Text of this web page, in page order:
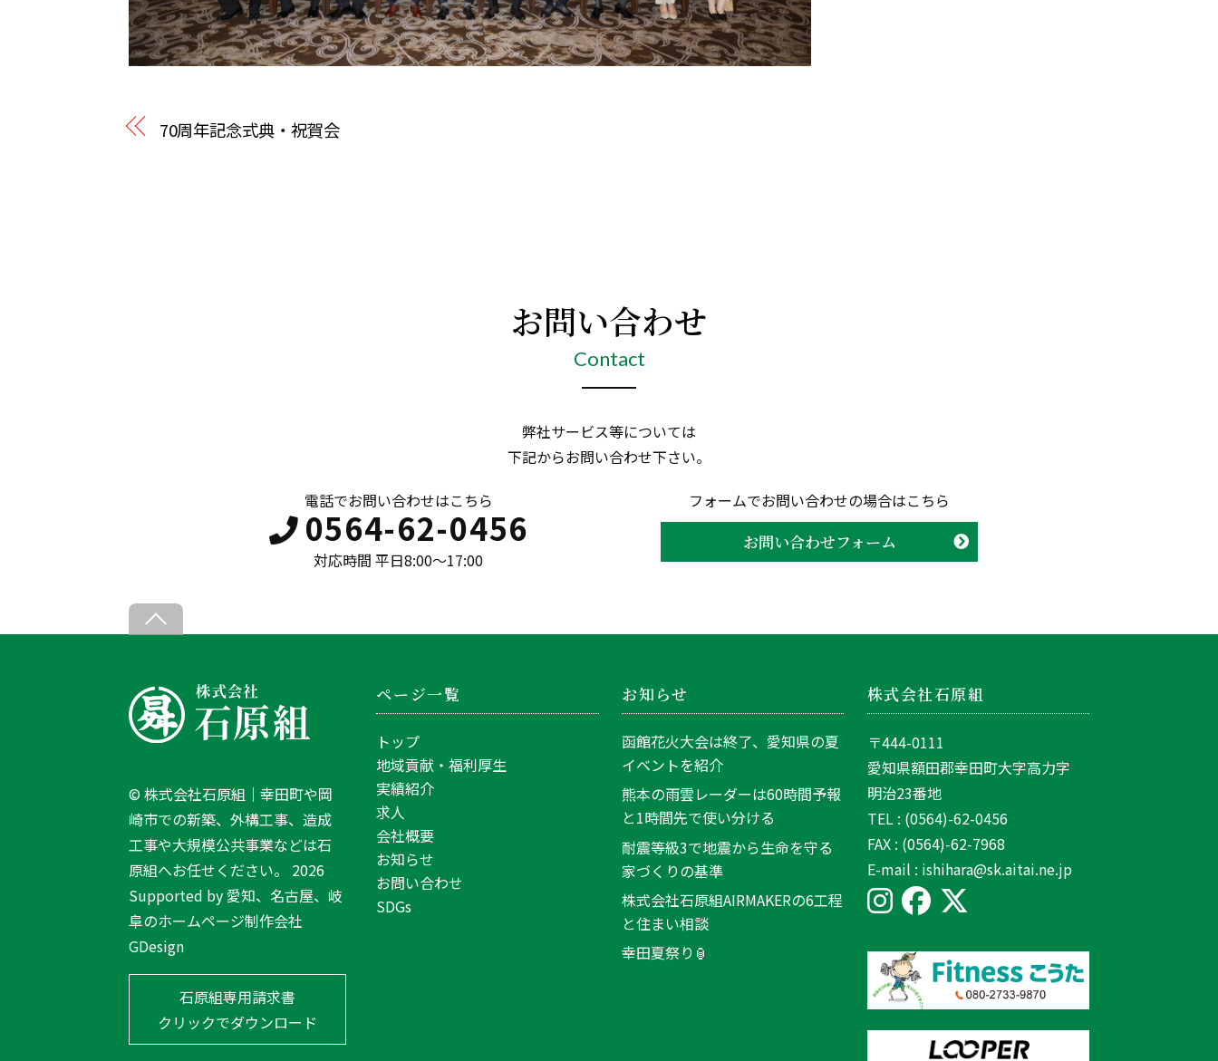
70周年記念式典・祝賀会
お問い合わせ
Contact
弊社サービス等については
下記からお問い合わせ下さい。
電話でお問い合わせはこちら
0564-62-0456
対応時間 平日8:00〜17:00
フォームでお問い合わせの場合はこちら
お問い合わせフォーム
B
k
T
o
p
©株式会社石原組｜幸田町や岡
崎市での新築、外構工事、造成
工事や大規模公共事業などは石
原組へお任せください。
2026
Supported by 愛知、名古屋、岐
阜のホームページ制作会社
GDesign
石原組専用請求書
クリックでダウンロード
ページ一覧
トップ
地域貢献・福利厚生
実績紹介
求人
会社概要
お知らせ
お問い合わせ
SDGs
お知らせ
函館花火大会は終了、愛知県の夏
イベントを紹介
熊本の雨雲レーダーは60時間予報
と1時間先で使い分ける
耐震等級3で地震から生命を守る
家づくりの基準
株式会社石原組AIRMAKERの6工程
と住まい相談
幸田夏祭り🏮
株式会社石原組
〒444-0111
愛知県額田郡幸田町大字高力字
明治23番地
TEL : (0564)-62-0456
FAX : (0564)-62-7968
E-mail : ishihara@sk.aitai.ne.jp